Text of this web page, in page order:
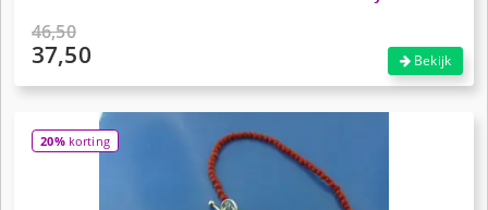
46,50
Oorspronkelijke
37,50
is:
€37,50.
Bekijk
20%korting